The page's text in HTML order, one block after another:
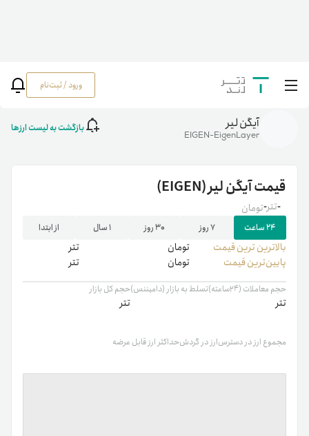
ورود / ثبت‌نام خانه رمزارزها/
EIGEN
آیگن لیر
EIGEN-EigenLayer
بازگشت به لیست ارزها
قیمتآیگن لیر(EIGEN)
-تومان -تتر
۲۴ ساعت ۷ روز ۳۰ روز ۱ سال از ابتدا
بالاترین ‌ترین قیمت تومان
تتر
پایین‌ترین قیمت
تومان تتر
حجم معاملات (۲۴ساعته)
تتر
تسلط به بازار (دامیننس)حجم کل بازار
تتر
مجموع ارز در دسترسارز در گردشحداکثر ارز قابل عرضه